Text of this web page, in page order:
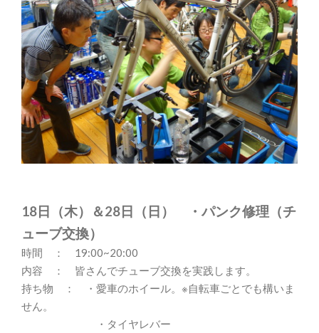
18日（木）＆28日（日） ・パンク修理（チ
ューブ交換）
時間 ： 19:00~20:00
内容 ： 皆さんでチューブ交換を実践します。
持ち物 ： ・愛車のホイール。※自転車ごとでも構いま
せん。
・タイヤレバー